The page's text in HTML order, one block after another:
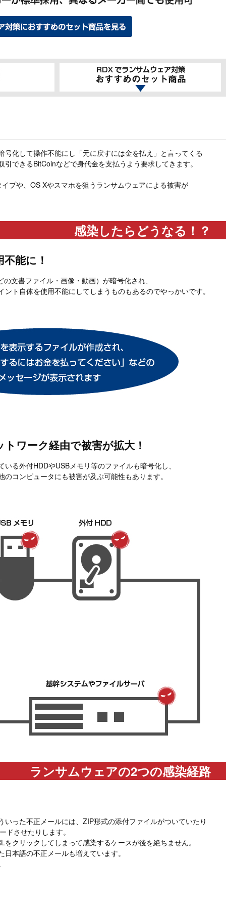
化して操作不能にし「元に戻すには金を払え」と言ってくる
できるBitCoinなどで身代金を支払うよう要求してきます。
プや、OS Xやスマホを狙うランサムウェアによる被害が
感染したらどうなる！？
能に！
文書ファイル・画像・動画）が暗号化され、
ト自体を使用不能にしてしまうものもあるのでやっかいです。
ワーク経由で被害が拡大！
る外付HDDやUSBメモリ等のファイルも暗号化し、
コンピュータにも被害が及ぶ可能性もあります。
ランサムウェアの2つの感染経路
った不正メールには、ZIP形式の添付ファイルがついていたり
させたりします。
クリックしてしまって感染するケースが後を絶ちません。
本語の不正メールも増えています。